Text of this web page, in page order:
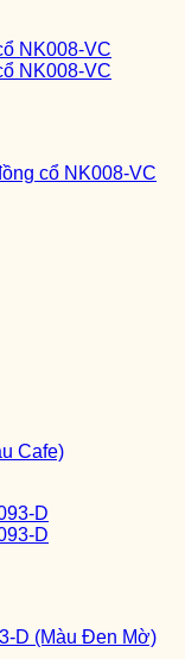
cổ NK008-VC
Cafe)
D (Màu Đen Mờ)